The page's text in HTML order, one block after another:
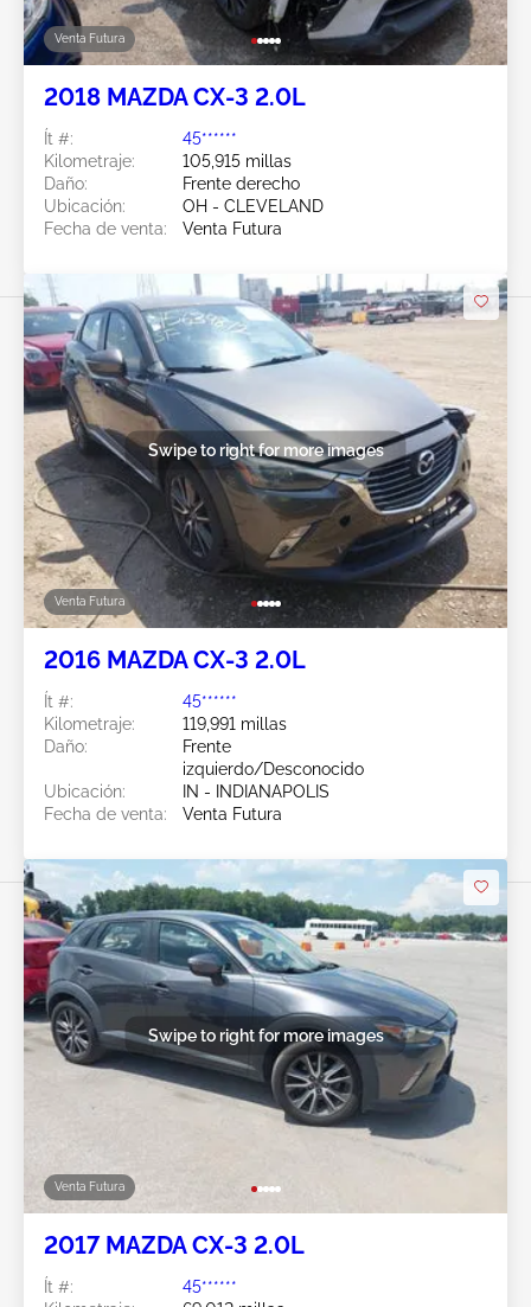
Venta Futura
2018 MAZDA CX-3 2.0L
Ít #:
45******
Kilometraje:
105,915 millas
Daño:
Frente derecho
Ubicación:
OH - CLEVELAND
Fecha de venta:
Venta Futura
Venta Futura
Swipe to right for more images
2016 MAZDA CX-3 2.0L
Ít #:
45******
Kilometraje:
119,991 millas
Daño:
Frente
izquierdo/Desconocido
Ubicación:
IN - INDIANAPOLIS
Fecha de venta:
Venta Futura
Venta Futura
Swipe to right for more images
2017 MAZDA CX-3 2.0L
Ít #:
45******